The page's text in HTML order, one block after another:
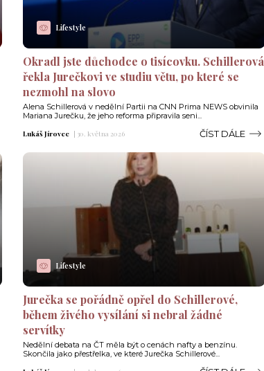
Lifestyle
Okradl jste důchodce o tisícovku. Schillerová
řekla Jurečkovi ve studiu větu, po které se
nezmohl na slovo
Alena Schillerová v nedělní Partii na CNN Prima NEWS obvinila
Mariana Jurečku, že jeho reforma připravila seni...
Lukáš Jírovec | 30. května 2026 ČÍST DÁLE
Lifestyle
Jurečka se pořádně opřel do Schillerové,
během živého vysílání si nebral žádné
servítky
Nedělní debata na ČT měla být o cenách nafty a benzínu.
Skončila jako přestřelka, ve které Jurečka Schillerové...